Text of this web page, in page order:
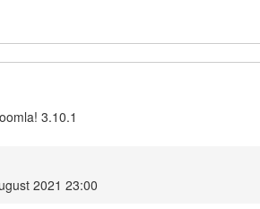
3.10.1
2021 23:00